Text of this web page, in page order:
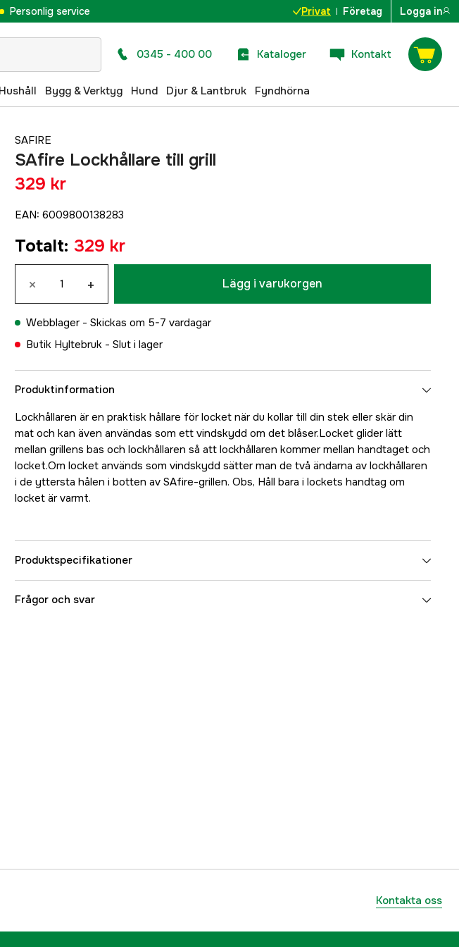
Personlig service Privat Företag Logga in
0345 - 400 00 Kataloger Kontakt
Bygg & Verktyg Hund Djur & Lantbruk Fyndhörna
SAFIRE
SAfire Lockhållare till grill
329 kr
EAN: 6009800138283
Totalt: 329 kr
× + Lägg i varukorgen
Webblager - Skickas om 5-7 vardagar
Butik Hyltebruk - Slut i lager
Produktinformation
Lockhållaren är en praktisk hållare för locket när du kollar till din stek eller skär din
mat och kan även användas som ett vindskydd om det blåser.Locket glider lätt
mellan grillens bas och lockhållaren så att lockhållaren kommer mellan handtaget och
locket.Om locket används som vindskydd sätter man de två ändarna av lockhållaren
i de yttersta hålen i botten av SAfire-grillen. Obs, Håll bara i lockets handtag om
locket är varmt.
Produktspecifikationer
Referensnummer
Frågor och svar
Kontakta oss